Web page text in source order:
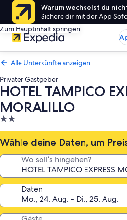
Warum wechselst du
Sichere dir mit der App
Zum Hauptinhalt springen
Alle Unterkünfte anzeigen
Privater Gastgeber
HOTEL TAMPICO
MORALILLO
2.0-
Sterne-
Unterkunft
Wähle deine Daten, um
Wo soll’s hingehen?
Daten